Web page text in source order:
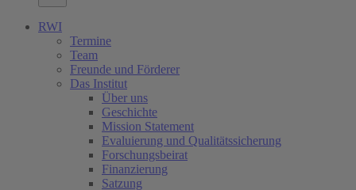
RWI
Termine
Team
Freunde und Förderer
Das Institut
Über uns
Geschichte
Mission Statement
Evaluierung und Qualitätssicherung
Forschungsbeirat
Finanzierung
Satzung